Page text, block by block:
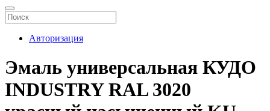
Авторизация
Эмаль универсальная КУДО
INDUSTRY RAL 3020